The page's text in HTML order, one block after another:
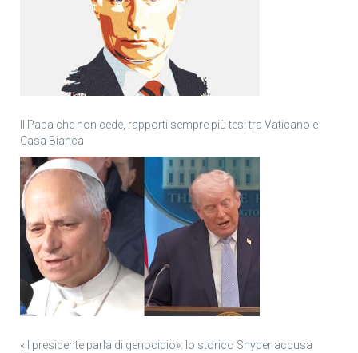
Il Papa che non cede, rapporti sempre più tesi tra Vaticano e
Casa Bianca
«Il presidente parla di genocidio»: lo storico Snyder accusa